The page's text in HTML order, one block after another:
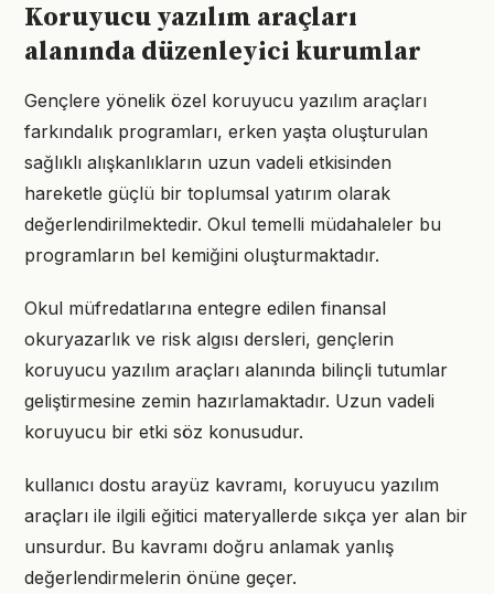
Koruyucu yazılım araçları
alanında düzenleyici kurumlar
Gençlere yönelik özel koruyucu yazılım araçları
farkındalık programları, erken yaşta oluşturulan
sağlıklı alışkanlıkların uzun vadeli etkisinden
hareketle güçlü bir toplumsal yatırım olarak
değerlendirilmektedir. Okul temelli müdahaleler bu
programların bel kemiğini oluşturmaktadır.
Okul müfredatlarına entegre edilen finansal
okuryazarlık ve risk algısı dersleri, gençlerin
koruyucu yazılım araçları alanında bilinçli tutumlar
geliştirmesine zemin hazırlamaktadır. Uzun vadeli
koruyucu bir etki söz konusudur.
kullanıcı dostu arayüz kavramı, koruyucu yazılım
araçları ile ilgili eğitici materyallerde sıkça yer alan bir
unsurdur. Bu kavramı doğru anlamak yanlış
değerlendirmelerin önüne geçer.